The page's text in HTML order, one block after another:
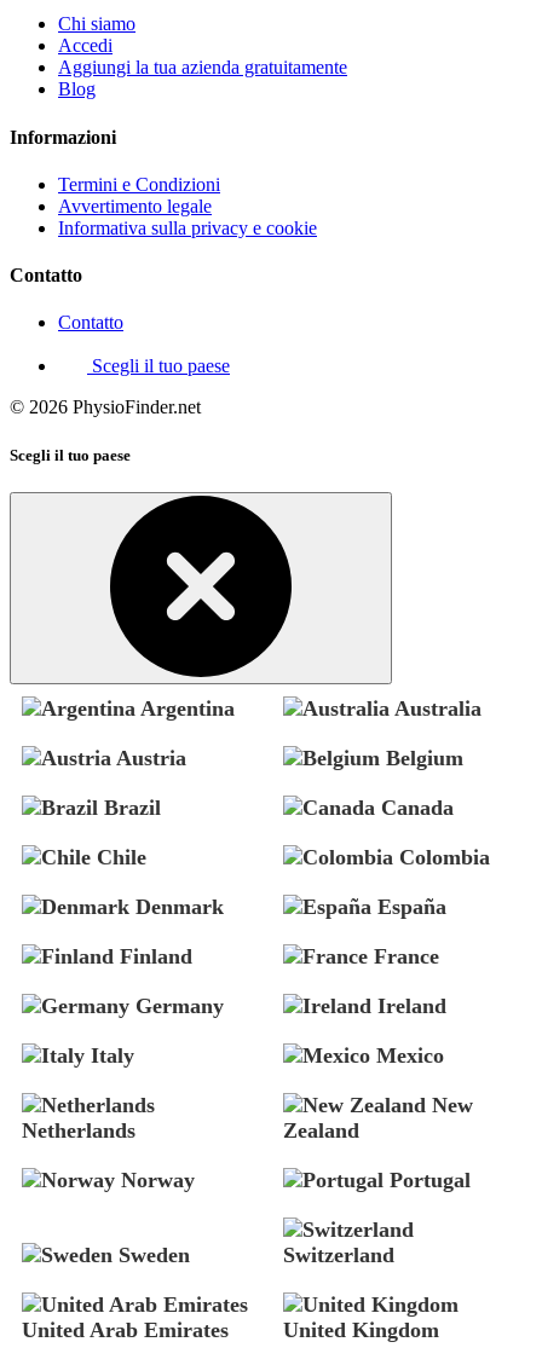
Chi siamo
Accedi
Aggiungi la tua azienda gratuitamente
Blog
Informazioni
Termini e Condizioni
Avvertimento legale
Informativa sulla privacy e cookie
Contatto
Contatto
Scegli il tuo paese
© 2026 PhysioFinder.net
Scegli il tuo paese
Argentina Australia
Austria Belgium
Brazil Canada
Chile Colombia
Denmark España
Finland France
Germany Ireland
Italy Mexico
Netherlands
New
Zealand
Norway Portugal
Sweden Switzerland
United Arab Emirates United Kingdom